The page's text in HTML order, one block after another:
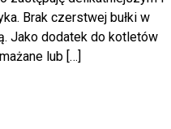
Brak czerstwej bułki w
Jako dodatek do kotletów
lub […]